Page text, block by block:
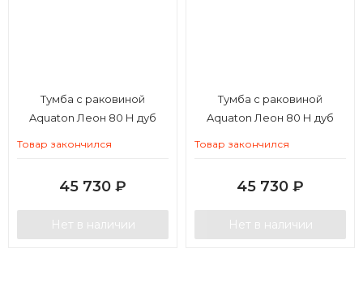
Тумба с раковиной
Aquaton Леон 80 Н дуб
Товар закончился
45 730 ₽
Нет в наличии
Тумба с раковиной
Aquaton Леон 80 Н дуб
Товар закончился
45 730 ₽
Нет в наличии